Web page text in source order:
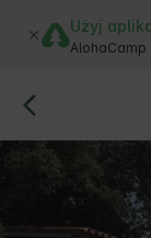
Użyj
AlohaCamp